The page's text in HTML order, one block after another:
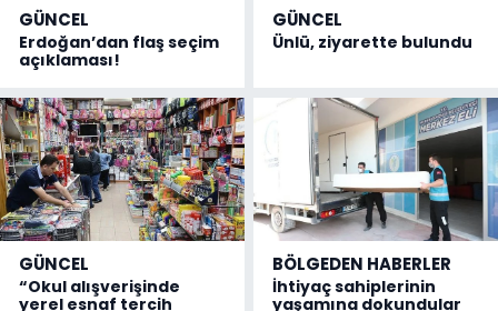
GÜNCEL
Erdoğan’dan flaş seçim
açıklaması!
GÜNCEL
Ünlü, ziyarette bulundu
GÜNCEL
“Okul alışverişinde
yerel esnaf tercih
BÖLGEDEN HABERLER
İhtiyaç sahiplerinin
yaşamına dokundular